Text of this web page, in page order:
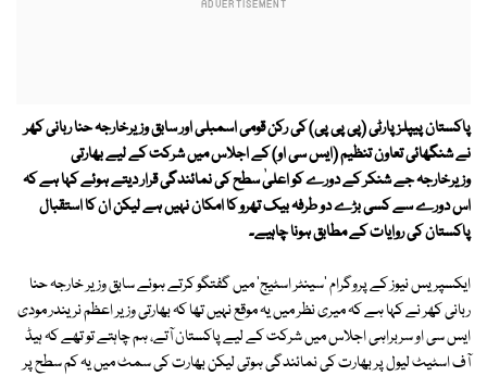
پاکستان پیپلزپارٹی (پی پی پی) کی رکن قومی اسمبلی اور سابق وزیرخارجہ حنا ربانی کھر
نے شنگھائی تعاون تنظیم (ایس سی او) کے اجلاس میں شرکت کے لیے بھارتی
وزیرخارجہ جے شنکر کے دورے کو اعلیٰ سطح کی نمائندگی قرار دیتے ہوئے کہا ہے کہ
اس دورے سے کسی بڑے دو طرفہ بیک تھرو کا امکان نہیں ہے لیکن ان کا استقبال
پاکستان کی روایات کے مطابق ہونا چاہیے۔
ایکسپریس نیوز کے پروگرام 'سینٹر اسٹیج' میں گفتگو کرتے ہوئے سابق وزیر خارجہ حنا
ربانی کھر نے کہا ہے کہ میری نظر میں یہ موقع نہیں تھا کہ بھارتی وزیر اعظم نریندر مودی
ایس سی او سربراہی اجلاس میں شرکت کے لیے پاکستان آتے، ہم چاہتے تو تھے کہ ہیڈ
آف اسٹیٹ لیول پر بھارت کی نمائندگی ہوتی لیکن بھارت کی سمٹ میں یہ کم سطح پر